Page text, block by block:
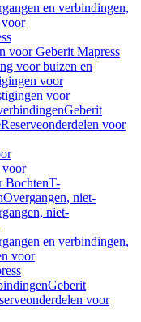
en verbindingen,
voor
voor Geberit Mapress
voor buizen en
voor
voor
Geberit
Reserveonderdelen voor
voor
BochtenT-
Overgangen, niet-
niet-
en verbindingen,
voor
Geberit
voor